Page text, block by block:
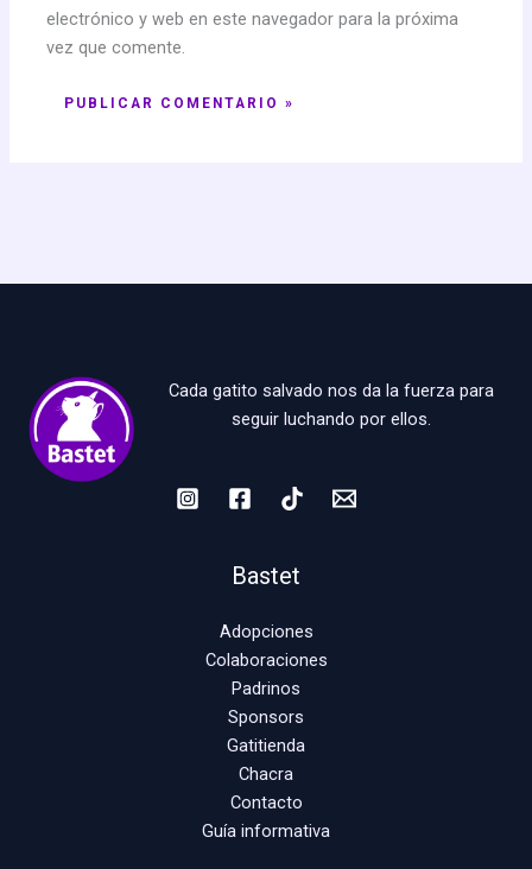
electrónico y web en este navegador para la próxima
vez que comente.
Cada gatito salvado nos da la fuerza para
seguir luchando por ellos.
Bastet
Adopciones
Colaboraciones
Padrinos
Sponsors
Gatitienda
Chacra
Contacto
Guía informativa